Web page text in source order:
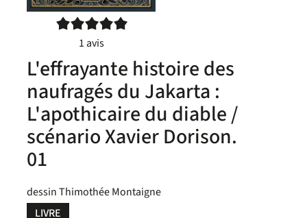
5/5
1avis
L'effrayante histoire des
naufragés du Jakarta :
L'apothicaire du diable /
scénario Xavier Dorison.
01
dessin Thimothée Montaigne
LIVRE